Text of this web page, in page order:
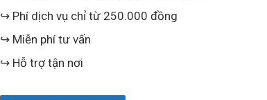
↪️ Phí dịch vụ chỉ từ 250.000 đồng
↪️ Miễn phí tư vấn
↪️ Hỗ trợ tận nơi